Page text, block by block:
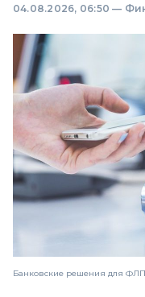
04.08.2026, 06:50 —
Банковские решения для ФЛП